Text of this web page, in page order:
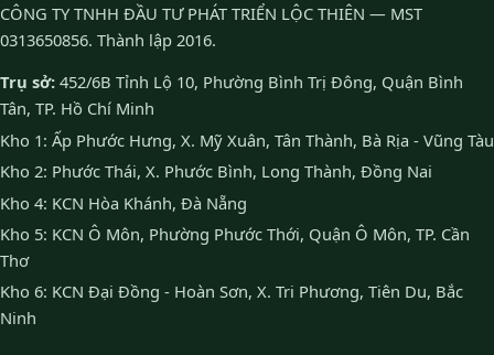
CÔNG TY TNHH ĐẦU TƯ PHÁT TRIỂN LỘC THIÊN — MST
0313650856. Thành lập 2016.
Trụ sở: 452/6B Tỉnh Lộ 10, Phường Bình Trị Đông, Quận Bình
Tân, TP. Hồ Chí Minh
Kho 1: Ấp Phước Hưng, X. Mỹ Xuân, Tân Thành, Bà Rịa - Vũng Tàu
Kho 2: Phước Thái, X. Phước Bình, Long Thành, Đồng Nai
Kho 4: KCN Hòa Khánh, Đà Nẵng
Kho 5: KCN Ô Môn, Phường Phước Thới, Quận Ô Môn, TP. Cần
Thơ
Kho 6: KCN Đại Đồng - Hoàn Sơn, X. Tri Phương, Tiên Du, Bắc
Ninh